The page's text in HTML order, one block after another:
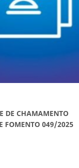
DE CHAMAMENTO
FOMENTO 049/2025